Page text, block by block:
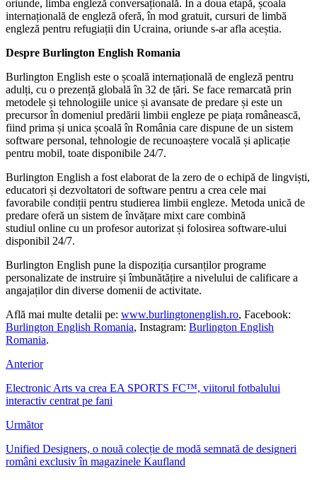
oriunde, limba engleză conversațională. În a doua etapă, școala
internațională de engleză oferă, în mod gratuit, cursuri de limbă
engleză pentru refugiații din Ucraina, oriunde s-ar afla aceștia.
Despre Burlington English Romania
Burlington English este o școală internațională de engleză pentru
adulți, cu o prezență globală în 32 de țări. Se face remarcată prin
metodele și tehnologiile unice și avansate de predare și este un
precursor în domeniul predării limbii engleze pe piața românească,
fiind prima și unica școală în România care dispune de un sistem
software personal, tehnologie de recunoaștere vocală și aplicație
pentru mobil, toate disponibile 24/7.
Burlington English a fost elaborat de la zero de o echipă de lingviști,
educatori și dezvoltatori de software pentru a crea cele mai
favorabile condiții pentru studierea limbii engleze. Metoda unică de
predare oferă un sistem de învățare mixt care combină
studiul online cu un profesor autorizat și folosirea software-ului
disponibil 24/7.
Burlington English pune la dispoziția cursanților programe
personalizate de instruire și îmbunătățire a nivelului de calificare a
angajaților din diverse domenii de activitate.
Află mai multe detalii pe: www.burlingtonenglish.ro, Facebook:
Burlington English Romania, Instagram: Burlington English
Romania.
Anterior
Electronic Arts va crea EA SPORTS FC™, viitorul fotbalului
interactiv centrat pe fani
Următor
Unified Designers, o nouă colecție de modă semnată de designeri
români exclusiv în magazinele Kaufland